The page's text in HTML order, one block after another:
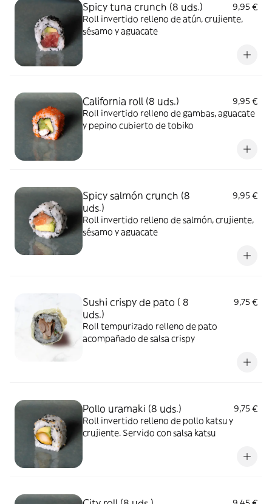
Spicy tuna crunch (8 uds.)
9,95 €
Roll invertido relleno de atún, crujiente,
sésamo y aguacate
California roll (8 uds.)
9,95 €
Roll invertido relleno de gambas, aguacate
y pepino cubierto de tobiko
Spicy salmón crunch (8
uds.)
9,95 €
Roll invertido relleno de salmón, crujiente,
sésamo y aguacate
Sushi crispy de pato ( 8
uds.)
9,75 €
Roll tempurizado relleno de pato
acompañado de salsa crispy
Pollo uramaki (8 uds.)
9,75 €
Roll invertido relleno de pollo katsu y
crujiente. Servido con salsa katsu